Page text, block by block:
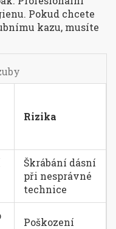
Pokud chcete
kazu, musíte
Rizika
Škrábání dásní
při nesprávné
technice
Poškození